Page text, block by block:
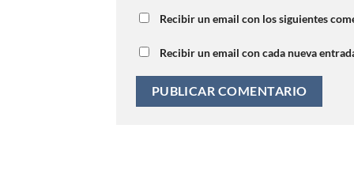
Recibir un email con los siguientes
Recibir un email con cada nueva